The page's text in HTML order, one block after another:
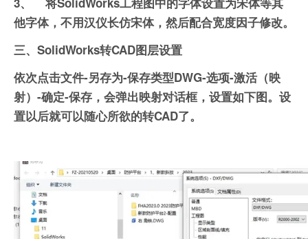
他字体，不用汉仪长仿宋体，然后配合宽度因子修改。
三、 SolidWorks转CAD图层设置
依次点击文件-另存为-保存类型DWG-选项-激活（映
射）-确定-保存，会弹出映射对话框，设置如下图。设
置以后就可以随心所欲的转CAD了。